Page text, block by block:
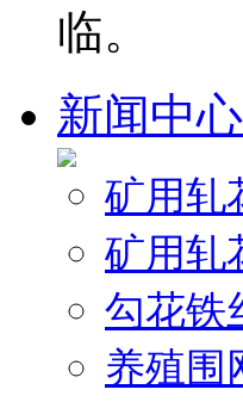
临。
新闻中心
矿用轧
矿用轧
勾花铁
养殖围